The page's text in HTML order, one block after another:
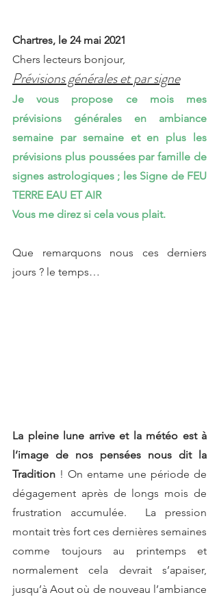
Chartres, le 24 mai 2021
Chers lecteurs bonjour,
Prévisions générales et par signe
Je vous propose ce mois mes
prévisions générales en ambiance
semaine par semaine et en plus les
prévisions plus poussées par famille de
signes astrologiques ; les Signe de FEU
TERRE EAU ET AIR
Vous me direz si cela vous plait.
Que remarquons nous ces derniers
jours ? le temps…
La pleine lune arrive et la météo est à
l’image de nos pensées nous dit la
Tradition ! On entame une période de
dégagement après de longs mois de
frustration accumulée.  La pression
montait très fort ces dernières semaines
comme toujours au printemps et
normalement cela devrait s’apaiser,
jusqu’à Aout où de nouveau l’ambiance